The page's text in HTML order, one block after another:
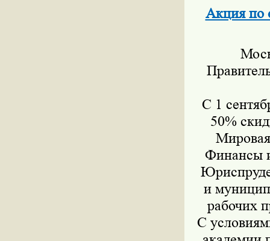
Акция по
С 1
50%
Мировая
Финансы
и
рабочих
С